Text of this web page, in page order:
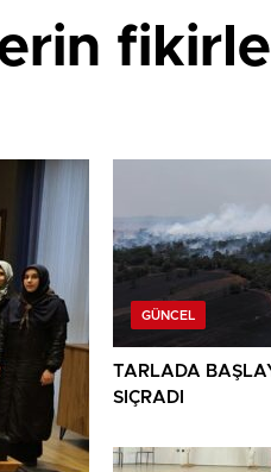
GÜNCEL
TARLADA
SIÇRADI